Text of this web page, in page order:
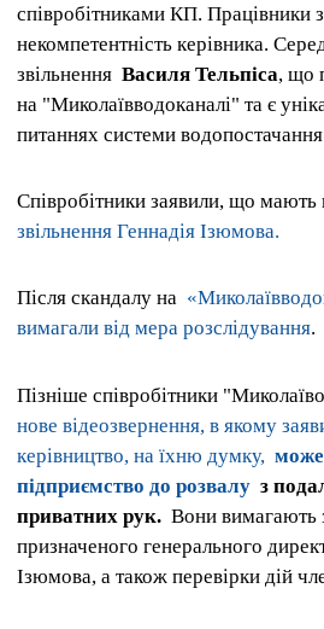
співробітниками КП. Працівники
некомпетентність керівника.
звільнення Василя Тельпіса, що
на "Миколаївводоканалі" та є
питаннях системи
Співробітники заявили, що мають
звільнення Геннадія Ізюмова.
Після скандалу на
вимагали від мера розслідування.
Пізніше співробітники
нове відеозвернення, в якому
керівництво, на їхню думку, може
підприємство до розвалу з
приватних рук. Вони вимагають
призначеного генерального
Ізюмова, а також перевірки дій